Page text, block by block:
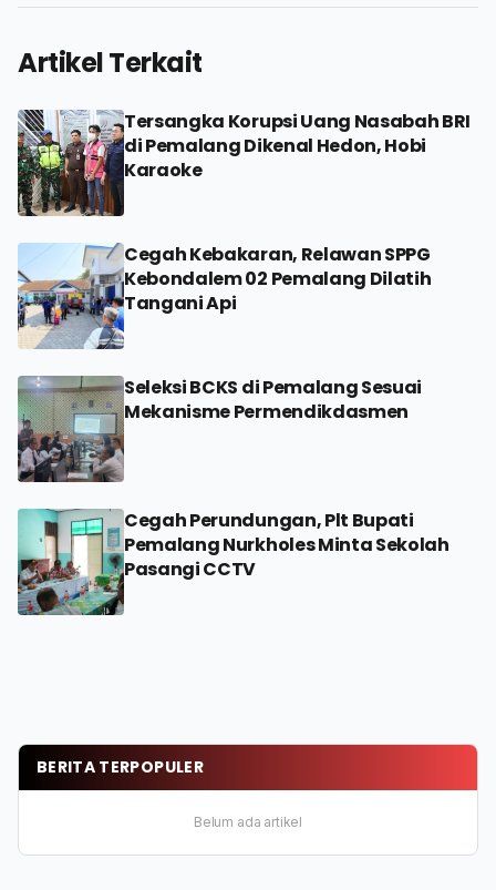
Artikel Terkait
Tersangka Korupsi Uang Nasabah BRI
di Pemalang Dikenal Hedon, Hobi
Karaoke
Cegah Kebakaran, Relawan SPPG
Kebondalem 02 Pemalang Dilatih
Tangani Api
Seleksi BCKS di Pemalang Sesuai
Mekanisme Permendikdasmen
Cegah Perundungan, Plt Bupati
Pemalang Nurkholes Minta Sekolah
Pasangi CCTV
BERITA TERPOPULER
Belum ada artikel